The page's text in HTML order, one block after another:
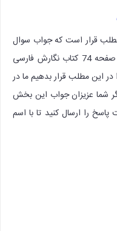
قرار است که جواب سوال
سوره ای در قرآن به معنی ستایش که در صفحه 74 کتاب نگارش فارسی
این مطلب قرار بدهیم ما در
شما عزیزان جواب این بخش
را ارسال کنید تا با اسم